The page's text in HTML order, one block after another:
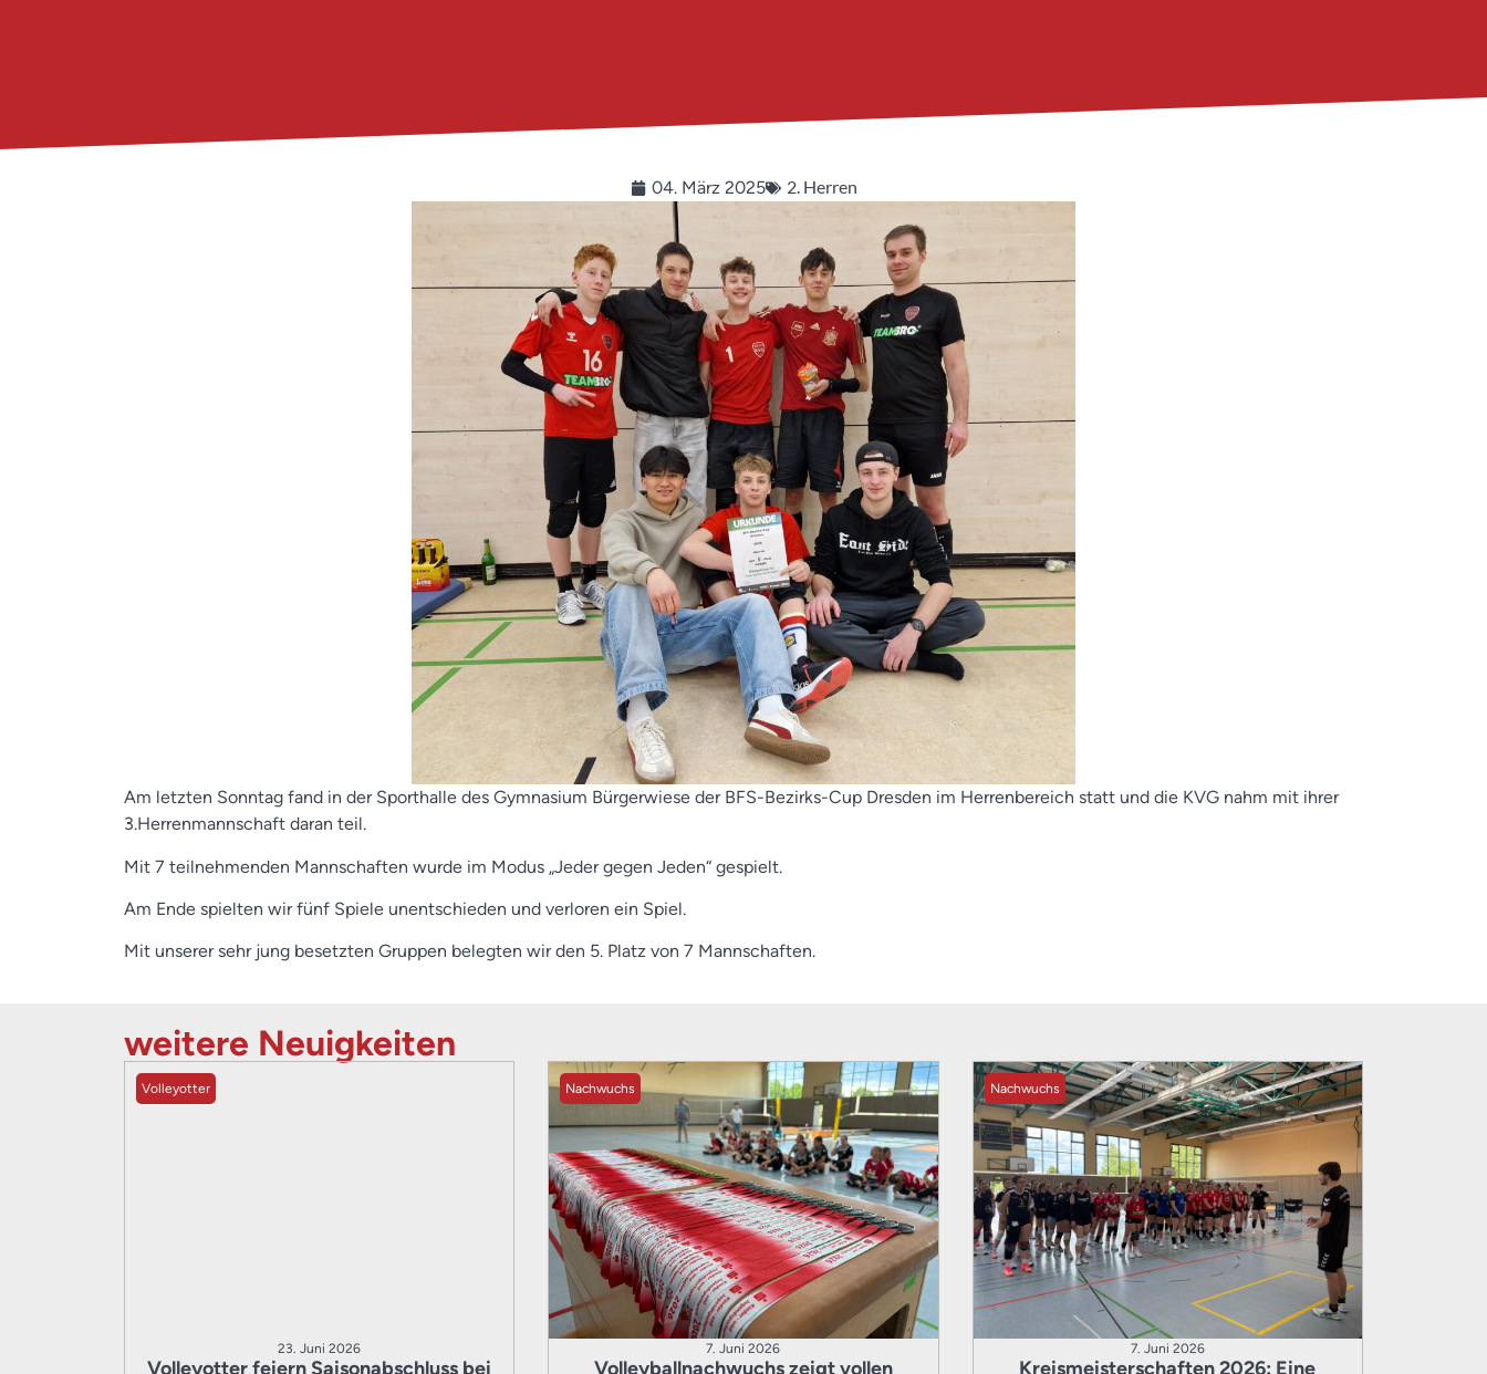
04. März 2025 2. Herren
Am letzten Sonntag fand in der Sporthalle des Gymnasium Bürgerwiese der BFS-Bezirks-Cup Dresden im Herrenbereich statt und die KVG nahm mit ihrer
3.Herrenmannschaft daran teil.
Mit 7 teilnehmenden Mannschaften wurde im Modus „Jeder gegen Jeden“ gespielt.
Am Ende spielten wir fünf Spiele unentschieden und verloren ein Spiel.
Mit unserer sehr jung besetzten Gruppen belegten wir den 5. Platz von 7 Mannschaften.
weitere Neuigkeiten
Volleyotter
23. Juni 2026
Volleyotter feiern Saisonabschluss bei
Nachwuchs
7. Juni 2026
Volleyballnachwuchs zeigt vollen
Nachwuchs
7. Juni 2026
Kreismeisterschaften 2026: Eine